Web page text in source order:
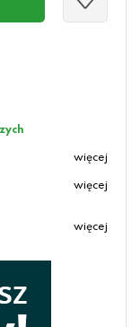
więcej
więcej
więcej